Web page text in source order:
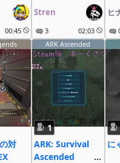
00:45
Master ランク終
了まで後３日
Stren
3 02:03
ヒ
対
ARK Ascended
1
ARK: Survival
Ascended ロ
に